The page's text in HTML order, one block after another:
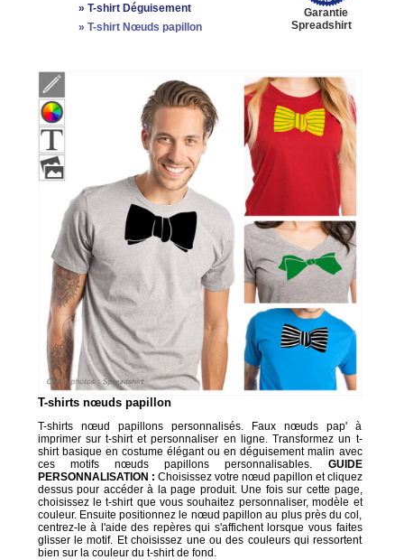
Garantie
Spreadshirt
» T-shirt Déguisement
» T-shirt Nœuds papillon
T-shirts nœuds papillon
T-shirts nœud papillons personnalisés. Faux nœuds pap' à
imprimer sur t-shirt et personnaliser en ligne. Transformez un t-
shirt basique en costume élégant ou en déguisement malin avec
ces motifs nœuds papillons personnalisables. GUIDE
PERSONNALISATION : Choisissez votre nœud papillon et cliquez
dessus pour accéder à la page produit. Une fois sur cette page,
choisissez le t-shirt que vous souhaitez personnaliser, modèle et
couleur. Ensuite positionnez le nœud papillon au plus près du col,
centrez-le à l'aide des repères qui s'affichent lorsque vous faites
glisser le motif. Et choisissez une ou des couleurs qui ressortent
bien sur la couleur du t-shirt de fond.